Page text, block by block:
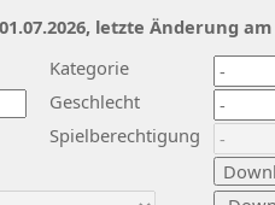
Kategorie
Geschlecht
Spielberechtigung
letzte Änderung